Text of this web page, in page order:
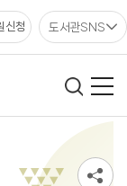
신청 도서관SNS